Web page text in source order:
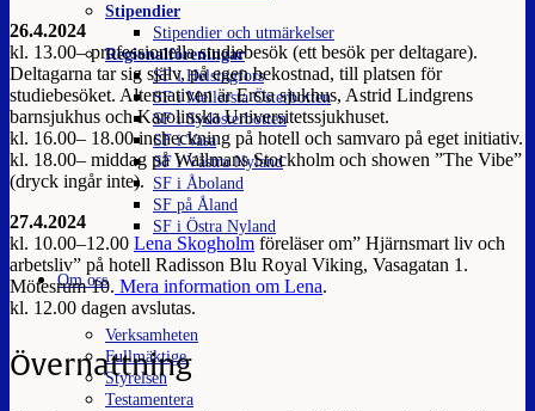
Stipendier
Stipendier och utmärkelser
Regionalföreningar
SF i Helsingfors
SF i Mellersta Österbotten
SF i Sydösterbotten
SF i Vasa
SF i Västra Nyland
SF i Åboland
SF på Åland
SF i Östra Nyland
Om oss
Verksamheten
Fullmäktige
Styrelsen
Testamentera
26.4.2024
kl. 13.00– professionella studiebesök (ett besök per deltagare).
Deltagarna tar sig själv, på egen bekostnad, till platsen för
studiebesöket. Alternativen är Ersta sjukhus, Astrid Lindgrens
barnsjukhus och Karolinska Universitetssjukhuset.
kl. 16.00– 18.00 incheckning på hotell och samvaro på eget initiativ.
kl. 18.00– middag påWallmans Stockholm och showen ”The Vibe”
(dryck ingår inte).
27.4.2024
kl. 10.00–12.00 Lena Skogholm föreläser om” Hjärnsmart liv och
arbetsliv” på hotell Radisson Blu Royal Viking, Vasagatan 1.
Mötesrum 10. Mera information om Lena.
kl. 12.00 dagen avslutas.
Övernattning